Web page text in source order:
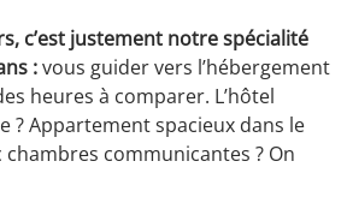
c’est justement notre spécialité
:vous guider vers l’hébergement
heures à comparer. L’hôtel
? Appartement spacieux dans le
chambres communicantes ? On